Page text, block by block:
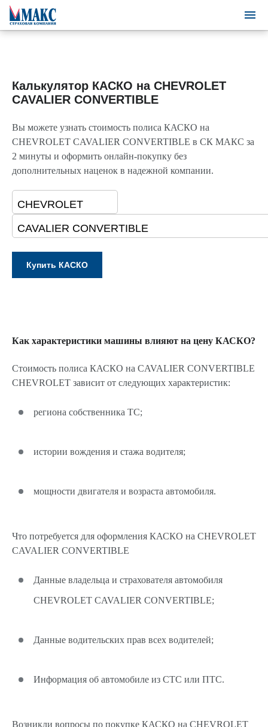
Калькулятор КАСКО на CHEVROLET
CAVALIER CONVERTIBLE
Вы можете узнать стоимость полиса КАСКО на
CHEVROLET CAVALIER CONVERTIBLE в СК МАКС за
2 минуты и оформить онлайн-покупку без
дополнительных наценок в надежной компании.
Как характеристики машины влияют на цену КАСКО?
Стоимость полиса КАСКО на CAVALIER CONVERTIBLE
CHEVROLET зависит от следующих характеристик:
региона собственника ТС;
истории вождения и стажа водителя;
мощности двигателя и возраста автомобиля.
Что потребуется для оформления КАСКО на CHEVROLET
CAVALIER CONVERTIBLE
Данные владельца и страхователя автомобиля
CHEVROLET CAVALIER CONVERTIBLE;
Данные водительских прав всех водителей;
Информация об автомобиле из СТС или ПТС.
Возникли вопросы по покупке КАСКО на CHEVROLET